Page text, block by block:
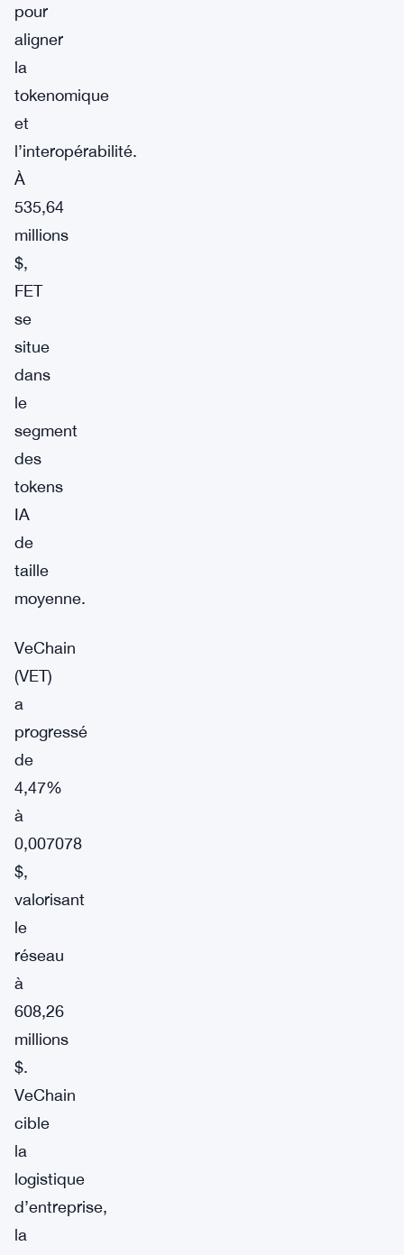
pour
aligner
la
tokenomique
et
l’interopérabilité.
À
535,64
millions
$,
FET
se
situe
dans
le
segment
des
tokens
IA
de
taille
moyenne.
VeChain
(VET)
a
progressé
de
4,47%
à
0,007078
$,
valorisant
le
réseau
à
608,26
millions
$.
VeChain
cible
la
logistique
d’entreprise,
la